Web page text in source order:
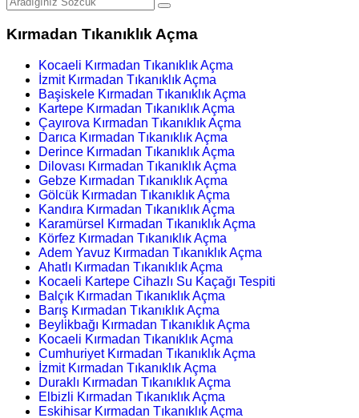
Kırmadan Tıkanıklık Açma
Kocaeli Kırmadan Tıkanıklık Açma
İzmit Kırmadan Tıkanıklık Açma
Başiskele Kırmadan Tıkanıklık Açma
Kartepe Kırmadan Tıkanıklık Açma
Çayırova Kırmadan Tıkanıklık Açma
Darıca Kırmadan Tıkanıklık Açma
Derince Kırmadan Tıkanıklık Açma
Dilovası Kırmadan Tıkanıklık Açma
Gebze Kırmadan Tıkanıklık Açma
Gölcük Kırmadan Tıkanıklık Açma
Kandıra Kırmadan Tıkanıklık Açma
Karamürsel Kırmadan Tıkanıklık Açma
Körfez Kırmadan Tıkanıklık Açma
Adem Yavuz Kırmadan Tıkanıklık Açma
Ahatlı Kırmadan Tıkanıklık Açma
Kocaeli Kartepe Cihazlı Su Kaçağı Tespiti
Balçık Kırmadan Tıkanıklık Açma
Barış Kırmadan Tıkanıklık Açma
Beylikbağı Kırmadan Tıkanıklık Açma
Kocaeli Kırmadan Tıkanıklık Açma
Cumhuriyet Kırmadan Tıkanıklık Açma
İzmit Kırmadan Tıkanıklık Açma
Duraklı Kırmadan Tıkanıklık Açma
Elbizli Kırmadan Tıkanıklık Açma
Eskihisar Kırmadan Tıkanıklık Açma